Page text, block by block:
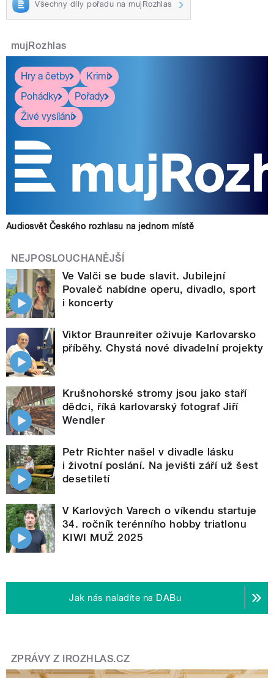
Všechny díly pořadu na mujRozhlas
mujRozhlas
Hry a četby
Krimi
Pohádky
Pořady
Živé vysílání
Audiosvět Českého rozhlasu na jednom místě
NEJPOSLOUCHANĚJŠÍ
Ve Valči se bude slavit. Jubilejní
Povaleč nabídne operu, divadlo, sport
i koncerty
Viktor Braunreiter oživuje Karlovarsko
příběhy. Chystá nové divadelní projekty
Krušnohorské stromy jsou jako staří
dědci, říká karlovarský fotograf Jiří
Wendler
Petr Richter našel v divadle lásku
i životní poslání. Na jevišti září už šest
desetiletí
V Karlových Varech o víkendu startuje
34. ročník terénního hobby triatlonu
KIWI MUŽ 2025
Jak nás naladíte na DABu
ZPRÁVY Z IROZHLAS.CZ